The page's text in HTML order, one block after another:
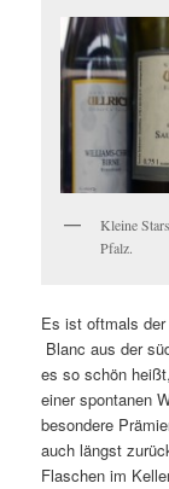
Kleine
Pfalz.
Es ist oftmals
Blanc aus der
es so schön
einer spontanen
besondere
auch längst
Flaschen im